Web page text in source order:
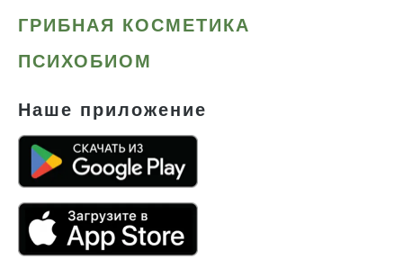
ГРИБНАЯ КОСМЕТИКА
ПСИХОБИОМ
Наше приложение